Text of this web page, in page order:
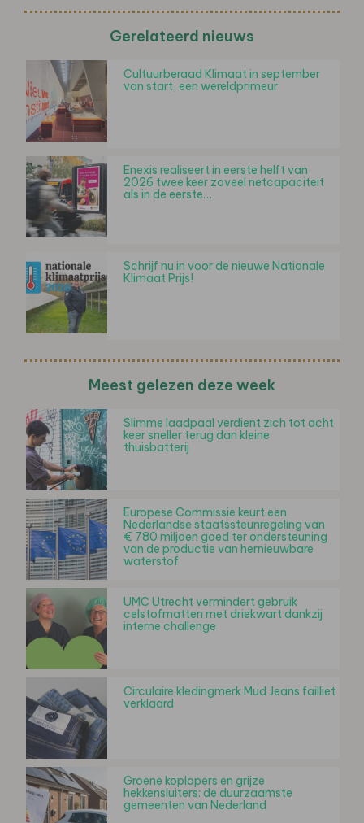
Gerelateerd nieuws
Cultuurberaad Klimaat in september
van start, een wereldprimeur
Enexis realiseert in eerste helft van
2026 twee keer zoveel netcapaciteit
als in de eerste…
Schrijf nu in voor de nieuwe Nationale
Klimaat Prijs!
Meest gelezen deze week
Slimme laadpaal verdient zich tot acht
keer sneller terug dan kleine
thuisbatterij
Europese Commissie keurt een
Nederlandse staatssteunregeling van
€ 780 miljoen goed ter ondersteuning
van de productie van hernieuwbare
waterstof
UMC Utrecht vermindert gebruik
celstofmatten met driekwart dankzij
interne challenge
Circulaire kledingmerk Mud Jeans failliet
verklaard
Groene koplopers en grijze
hekkensluiters: de duurzaamste
gemeenten van Nederland